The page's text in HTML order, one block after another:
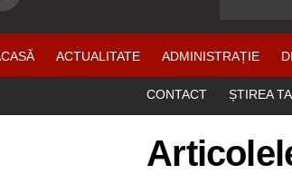
ACTUALITATE ADMINISTRAȚIE
CONTACT ȘTIREA